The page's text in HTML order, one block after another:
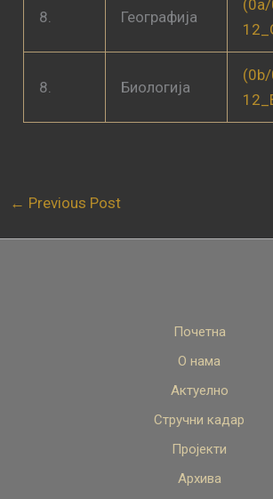
8. Географија
8. Биологија
← Previous Post
Почетна
О нама
Актуелно
Стручни кадар
Пројекти
Архива